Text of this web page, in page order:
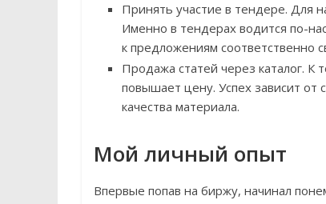
Принять участие в тендере. Для
Именно в тендерах водится по-
к предложениям соответственно
Продажа статей через каталог. К
повышает цену. Успех зависит от
качества материала.
Мой личный опыт
Впервые попав на биржу, начинал